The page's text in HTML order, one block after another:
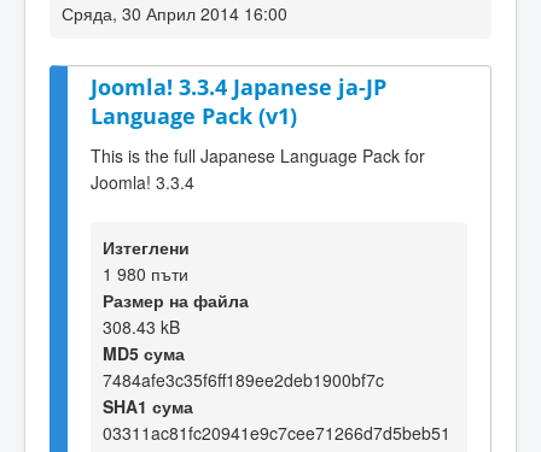
Сряда, 30 Април 2014 16:00
Joomla! 3.3.4 Japanese ja-JP
Language Pack (v1)
This is the full Japanese Language Pack for
Joomla! 3.3.4
Изтеглени
1 980 пъти
Размер на файла
308.43 kB
MD5 сума
7484afe3c35f6ff189ee2deb1900bf7c
SHA1 сума
03311ac81fc20941e9c7cee71266d7d5beb51